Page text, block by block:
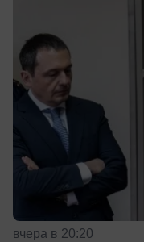
вчера в 20:20